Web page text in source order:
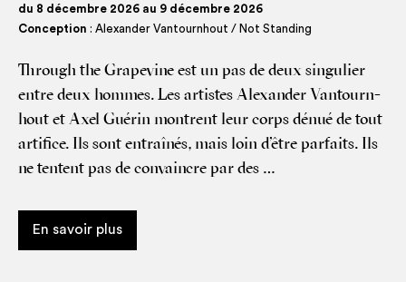
du 8 décembre 2026 au 9 décembre 2026
Conception : Alexander Vantournhout / Not Standing
Through the Gra­pe­vine est un pas de deux sin­gu­lier
entre deux hommes. Les artistes Alexan­der Van­tourn­
hout et Axel Gué­rin montrent leur corps dénué de tout
artifice. Ils sont entraî­nés, mais loin d’être par­faits. Ils
ne tentent pas de convaincre par des …
En savoir plus